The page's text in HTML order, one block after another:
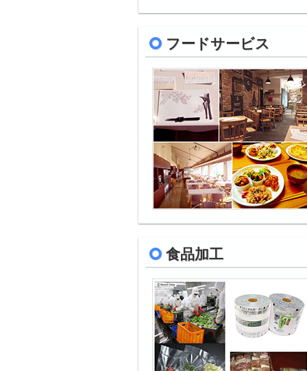
フードサービス
食品加工